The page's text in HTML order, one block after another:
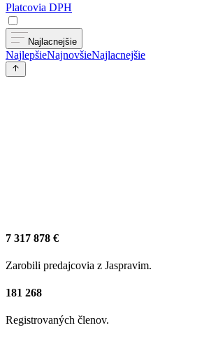
Platcovia DPH
Najlacnejšie
NajlepšieNajnovšieNajlacnejšie
7 317 878 €
Zarobili predajcovia z Jaspravim.
181 268
Registrovaných členov.